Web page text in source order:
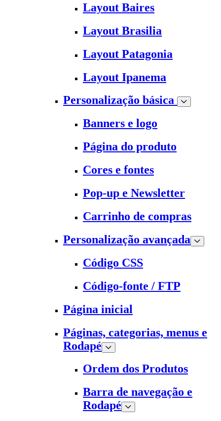
Layout Baires
Layout Brasilia
Layout Patagonia
Layout Ipanema
Personalização básica
Banners e logo
Página do produto
Cores e fontes
Pop-up e Newsletter
Carrinho de compras
Personalização avançada
Código CSS
Código-fonte / FTP
Página inicial
Páginas, categorias, menus e
Rodapé
Ordem dos Produtos
Barra de navegação e
Rodapé